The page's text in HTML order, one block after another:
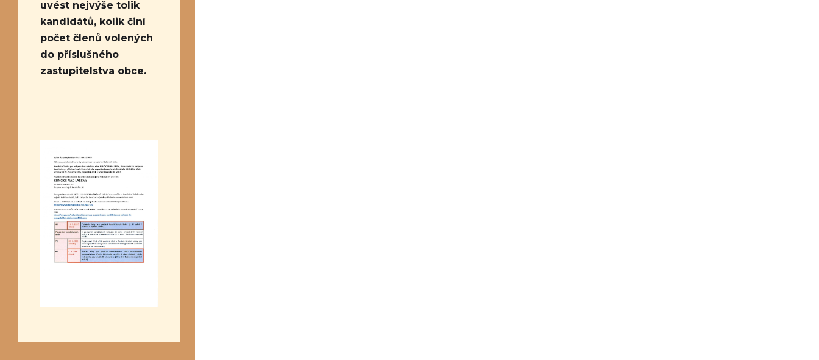
uvést nejvýše tolik
kandidátů, kolik činí
počet členů volených
do příslušného
zastupitelstva obce.